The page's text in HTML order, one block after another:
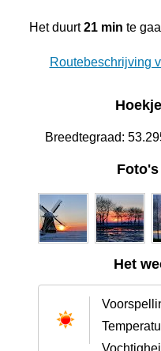
Het duurt21 min te
Routebeschrijving
Breedtegraad:
Het